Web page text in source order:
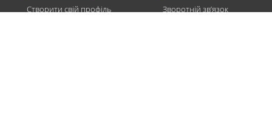
Створити свій профіль
Зворотній зв’язок